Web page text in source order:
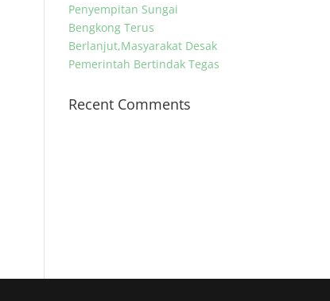
Penyempitan Sungai
Bengkong Terus
Berlanjut,Masyarakat Desak
Pemerintah Bertindak Tegas
Recent Comments